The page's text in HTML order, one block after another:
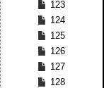
123
124
125
126
127
128